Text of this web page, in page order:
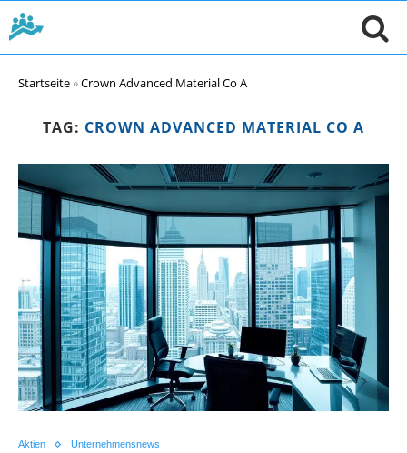
Startseite»Crown Advanced Material Co A
TAG: CROWN ADVANCED MATERIAL CO A
Aktien Unternehmensnews